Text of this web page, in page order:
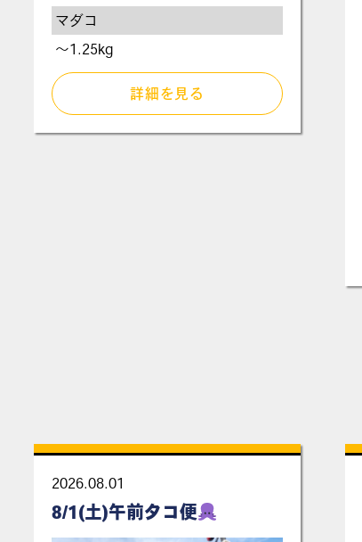
マダコ
〜1.25kg
詳細を見る
2026.08.01
8/1(土)午前タコ便